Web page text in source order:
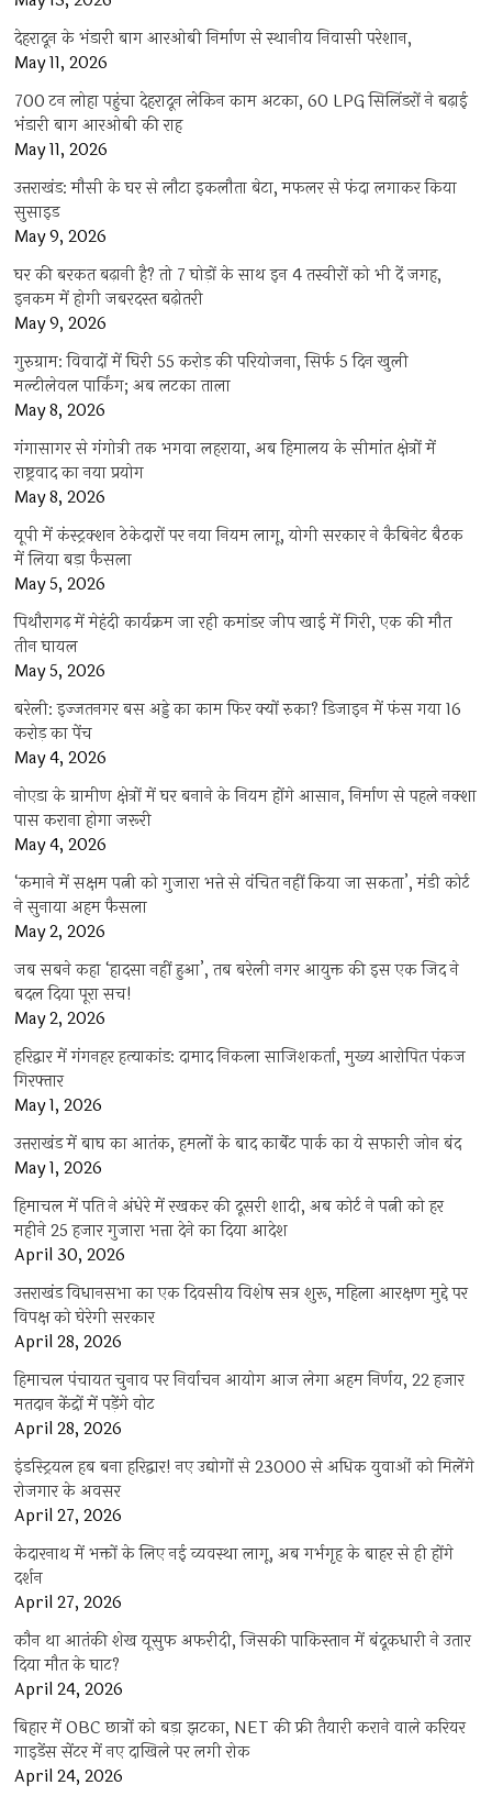
देहरादून के भंडारी बाग आरओबी निर्माण से स्थानीय निवासी परेशान,
May 11, 2026
700 टन लोहा पहुंचा देहरादून लेकिन काम अटका, 60 LPG सिलिंडरों ने बढ़ाई
भंडारी बाग आरओबी की राह
May 11, 2026
उत्तराखंड: मौसी के घर से लौटा इकलौता बेटा, मफलर से फंदा लगाकर किया
सुसाइड
May 9, 2026
घर की बरकत बढ़ानी है? तो 7 घोड़ों के साथ इन 4 तस्वीरों को भी दें जगह,
इनकम में होगी जबरदस्त बढ़ोतरी
May 9, 2026
गुरुग्राम: विवादों में घिरी 55 करोड़ की परियोजना, सिर्फ 5 दिन खुली
मल्टीलेवल पार्किंग; अब लटका ताला
May 8, 2026
गंगासागर से गंगोत्री तक भगवा लहराया, अब हिमालय के सीमांत क्षेत्रों में
राष्ट्रवाद का नया प्रयोग
May 8, 2026
यूपी में कंस्ट्रक्शन ठेकेदारों पर नया नियम लागू, योगी सरकार ने कैबिनेट बैठक
में लिया बड़ा फैसला
May 5, 2026
पिथौरागढ़ में मेहंदी कार्यक्रम जा रही कमांडर जीप खाई में गिरी, एक की मौत
तीन घायल
May 5, 2026
बरेली: इज्जतनगर बस अड्डे का काम फिर क्यों रुका? डिजाइन में फंस गया 16
करोड़ का पेंच
May 4, 2026
नोएडा के ग्रामीण क्षेत्रों में घर बनाने के नियम होंगे आसान, निर्माण से पहले नक्शा
पास कराना होगा जरूरी
May 4, 2026
‘कमाने में सक्षम पत्नी को गुजारा भत्ते से वंचित नहीं किया जा सकता’, मंडी कोर्ट
ने सुनाया अहम फैसला
May 2, 2026
जब सबने कहा ‘हादसा नहीं हुआ’, तब बरेली नगर आयुक्त की इस एक जिद ने
बदल दिया पूरा सच!
May 2, 2026
हरिद्वार में गंगनहर हत्याकांड: दामाद निकला साजिशकर्ता, मुख्य आरोपित पंकज
गिरफ्तार
May 1, 2026
उत्तराखंड में बाघ का आतंक, हमलों के बाद कार्बेट पार्क का ये सफारी जोन बंद
May 1, 2026
हिमाचल में पति ने अंधेरे में रखकर की दूसरी शादी, अब कोर्ट ने पत्नी को हर
महीने 25 हजार गुजारा भत्ता देने का दिया आदेश
April 30, 2026
उत्तराखंड विधानसभा का एक दिवसीय विशेष सत्र शुरू, महिला आरक्षण मुद्दे पर
विपक्ष को घेरेगी सरकार
April 28, 2026
हिमाचल पंचायत चुनाव पर निर्वाचन आयोग आज लेगा अहम निर्णय, 22 हजार
मतदान केंद्रों में पड़ेंगे वोट
April 28, 2026
इंडस्ट्रियल हब बना हरिद्वार! नए उद्योगों से 23000 से अधिक युवाओं को मिलेंगे
रोजगार के अवसर
April 27, 2026
केदारनाथ में भक्तों के लिए नई व्यवस्था लागू, अब गर्भगृह के बाहर से ही होंगे
दर्शन
April 27, 2026
कौन था आतंकी शेख यूसुफ अफरीदी, जिसकी पाकिस्तान में बंदूकधारी ने उतार
दिया मौत के घाट?
April 24, 2026
बिहार में OBC छात्रों को बड़ा झटका, NET की फ्री तैयारी कराने वाले करियर
गाइडेंस सेंटर में नए दाखिले पर लगी रोक
April 24, 2026